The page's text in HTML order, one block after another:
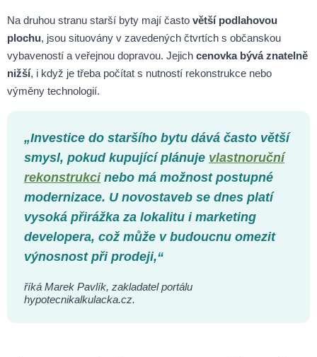
Na druhou stranu starší byty mají často větší podlahovou
plochu, jsou situovány v zavedených čtvrtích s občanskou
vybaveností a veřejnou dopravou. Jejich cenovka bývá znatelně
nižší, i když je třeba počítat s nutností rekonstrukce nebo
výměny technologií.
„Investice do staršího bytu dává často větší
smysl, pokud kupující plánuje vlastnoruční
rekonstrukcinebo má možnost postupné
modernizace. U novostaveb se dnes platí
vysoká přirážka za lokalitu i marketing
developera, což může v budoucnu omezit
výnosnost při prodeji,“
říká Marek Pavlík, zakladatel portálu
hypotecnikalkulacka.cz.